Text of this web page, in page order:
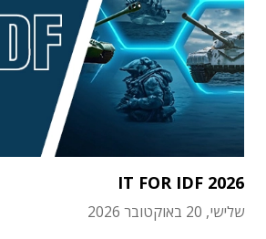
IT FOR IDF 2026
שלישי, 20 באוקטובר 2026